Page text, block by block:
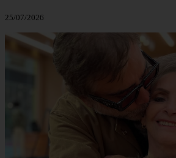
25/07/2026